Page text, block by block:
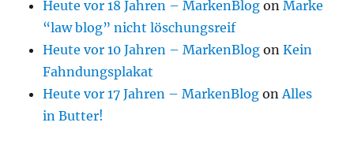
Heute vor 18 Jahren – MarkenBlog onMarke
“law blog” nicht löschungsreif
Heute vor 10 Jahren – MarkenBlog onKein
Fahndungsplakat
Heute vor 17 Jahren – MarkenBlog on Alles
in Butter!